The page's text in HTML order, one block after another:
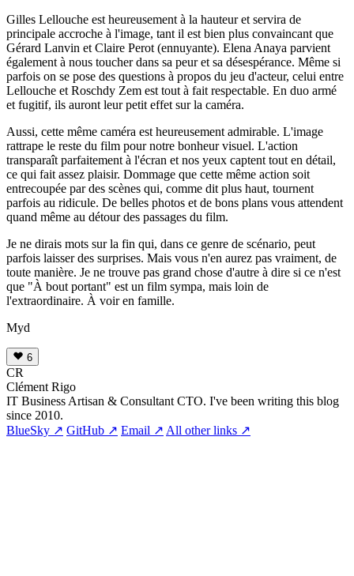
Gilles Lellouche est heureusement à la hauteur et servira de
principale accroche à l'image, tant il est bien plus convaincant que
Gérard Lanvin et Claire Perot (ennuyante). Elena Anaya parvient
également à nous toucher dans sa peur et sa désespérance. Même si
parfois on se pose des questions à propos du jeu d'acteur, celui entre
Lellouche et Roschdy Zem est tout à fait respectable. En duo armé
et fugitif, ils auront leur petit effet sur la caméra.
Aussi, cette même caméra est heureusement admirable. L'image
rattrape le reste du film pour notre bonheur visuel. L'action
transparaît parfaitement à l'écran et nos yeux captent tout en détail,
ce qui fait assez plaisir. Dommage que cette même action soit
entrecoupée par des scènes qui, comme dit plus haut, tournent
parfois au ridicule. De belles photos et de bons plans vous attendent
quand même au détour des passages du film.
Je ne dirais mots sur la fin qui, dans ce genre de scénario, peut
parfois laisser des surprises. Mais vous n'en aurez pas vraiment, de
toute manière. Je ne trouve pas grand chose d'autre à dire si ce n'est
que "À bout portant" est un film sympa, mais loin de
l'extraordinaire. À voir en famille.
Myd
6
CR
Clément Rigo
IT Business Artisan & Consultant CTO. I've been writing this blog
since 2010.
BlueSky ↗ GitHub ↗ Email ↗ All other links ↗